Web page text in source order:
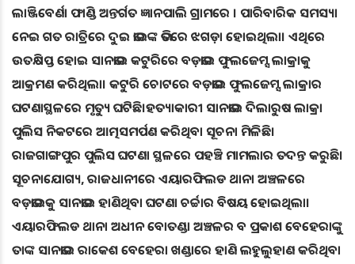
ଲାଞ୍ଜିବେର୍ଣା ଫାଣ୍ଡି ଅନ୍ତର୍ଗତ ଜ୍ଞାନପାଲି ଗ୍ରାମରେ । ପାରିବାରିକ ସମସ୍ୟା
ନେଇ ଗତ ରାତ୍ରିରେ ଦୁଇ ଭାଇଙ୍କ ଭିତରେ ଝଗଡ଼ା ହୋଇଥିଲା। ଏଥିରେ
ଉତକ୍ଷିପ୍ତ ହୋଇ ସାନଭାଇ କଟୁରିରେ ବଡ଼ଭାଇ ଫୁଲଜେମ୍ସ ଲାକ୍ରାକୁ
ଆକ୍ରମଣ କରିଥିଲା। କଟୁରି ଚୋଟରେ ବଡ଼ଭାଇ ଫୁଲଜେମ୍ସ ଲାକ୍ରାର
ଘଟଣାସ୍ଥଳରେ ମୃତ୍ୟୁ ଘଟିଛି।ହତ୍ୟାକାରୀ ସାନଭାଇ ଦିଲାରୁଷ ଲାକ୍ରା
ପୁଲିସ ନିକଟରେ ଆତ୍ମସମର୍ପଣ କରିଥିବା ସୂଚନା ମିଳିଛି।
ରାଜଗାଙ୍ଗପୁର ପୁଲିସ ଘଟଣା ସ୍ଥଳରେ ପହଞ୍ଚି ମାମଲାର ତଦନ୍ତ କରୁଛି।
ସୂଚନାଯୋଗ୍ୟ, ରାଜଧାନୀରେ ଏୟାରଫିଲଡ ଥାନା ଅଞ୍ଚଳରେ
ବଡ଼ଭାଇକୁ ସାନଭାଇ ହାଣିଥିବା ଘଟଣା ଚର୍ଚ୍ଚାର ବିଷୟ ହୋଇଥିଲା।
ଏୟାରଫିଲଡ ଥାନା ଅଧୀନ ବୋତଣ୍ଡା ଅଞ୍ଚଳର ବ ପ୍ରକାଶ ବେହେରାଙ୍କୁ
ତାଙ୍କ ସାନଭାଇ ରାକେଶ ବେହେରା ଖଣ୍ଡାରେ ହାଣି ଲହୁଲୁହାଣ କରିଥିବା